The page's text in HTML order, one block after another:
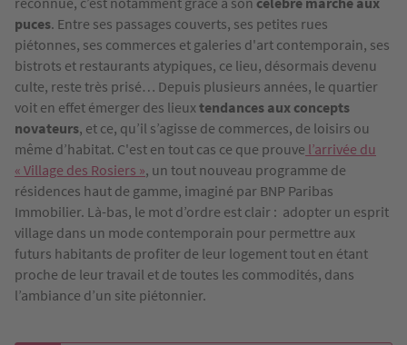
puces. Entre ses passages couverts, ses petites rues
piétonnes, ses commerces et galeries d'art contemporain, ses
bistrots et restaurants atypiques, ce lieu, désormais devenu
culte, reste très prisé… Depuis plusieurs années, le quartier
voit en effet émerger des lieuxtendances aux concepts
novateurs, et ce, qu’il s’agisse de commerces, de loisirs ou
même d’habitat. C'est en tout cas ce que prouve l’arrivée du
« Village des Rosiers », un tout nouveau programme de
résidences haut de gamme, imaginé par BNP Paribas
Immobilier. Là-bas, le mot d’ordre est clair : adopter un esprit
village dans un mode contemporain pour permettre aux
futurs habitants de profiter de leur logement tout en étant
proche de leur travail et de toutes les commodités, dans
l’ambiance d’un site piétonnier.